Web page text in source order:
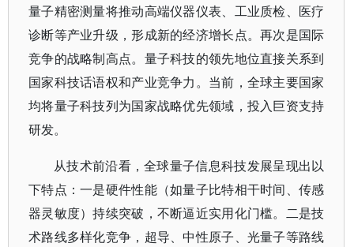
量子精密测量将推动高端仪器仪表、工业质检、医疗
诊断等产业升级，形成新的经济增长点。再次是国际
竞争的战略制高点。量子科技的领先地位直接关系到
国家科技话语权和产业竞争力。当前，全球主要国家
均将量子科技列为国家战略优先领域，投入巨资支持
研发。
从技术前沿看，全球量子信息科技发展呈现出以
下特点：一是硬件性能（如量子比特相干时间、传感
器灵敏度）持续突破，不断逼近实用化门槛。二是技
术路线多样化竞争，超导、中性原子、光量子等路线